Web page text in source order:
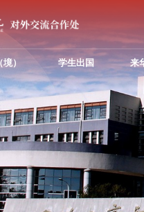
） 学生出国 来